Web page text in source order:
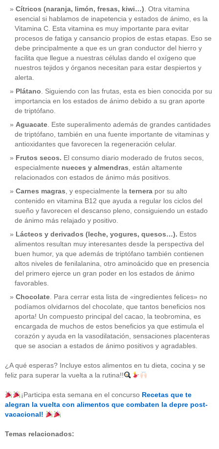
CATEGORÍAS
acido-folico (4)
alergias(3)
alimentos(22)
alimentos-perjudiaciales (17)
antioxidantes (6)
beneficios-salud(53)
calcio
corazon(1)
Cítricos (naranja, limón, fresas, kiwi…). Otra vitamina
esencial si hablamos de inapetencia y estados de ánimo, es la
Vitamina C. Esta vitamina es muy importante para evitar
procesos de fatiga y cansancio propios de estas etapas. Eso se
debe principalmente a que es un gran conductor del hierro y
facilita que llegue a nuestras células dando el oxígeno que
nuestros tejidos y órganos necesitan para estar despiertos y
alerta.
Plátano. Siguiendo con las frutas, esta es bien conocida por su
importancia en los estados de ánimo debido a su gran aporte
de triptófano.
Aguacate. Este superalimento además de grandes cantidades
de triptófano, también en una fuente importante de vitaminas y
antioxidantes que favorecen la regeneración celular.
Frutos secos. El consumo diario moderado de frutos secos,
especialmente nueces y almendras, están altamente
relacionados con estados de ánimo más positivos.
Carnes magras, y especialmente la ternera por su alto
contenido en vitamina B12 que ayuda a regular los ciclos del
sueño y favorecen el descanso pleno, consiguiendo un estado
de ánimo más relajado y positivo.
Lácteos y derivados (leche, yogures, quesos…). Estos
alimentos resultan muy interesantes desde la perspectiva del
buen humor, ya que además de triptófano también contienen
altos niveles de fenilalanina, otro aminoácido que en presencia
del primero ejerce un gran poder en los estados de ánimo
favorables.
Chocolate. Para cerrar esta lista de «ingredientes felices» no
podíamos olvidarnos del chocolate, que tantos beneficios nos
aporta! Un compuesto principal del cacao, la teobromina, es
encargada de muchos de estos beneficios ya que estimula el
corazón y ayuda en la vasodilatación, sensaciones placenteras
que se asocian a estados de ánimo positivos y agradables.
¿A qué esperas? Incluye estos alimentos en tu dieta, cocina y se
feliz para superar la vuelta a la rutina!!
¡Participa esta semana en el concurso Recetas que te
alegran la vuelta con alimentos que combaten la depre post-
vacacional!
Temas relacionados: